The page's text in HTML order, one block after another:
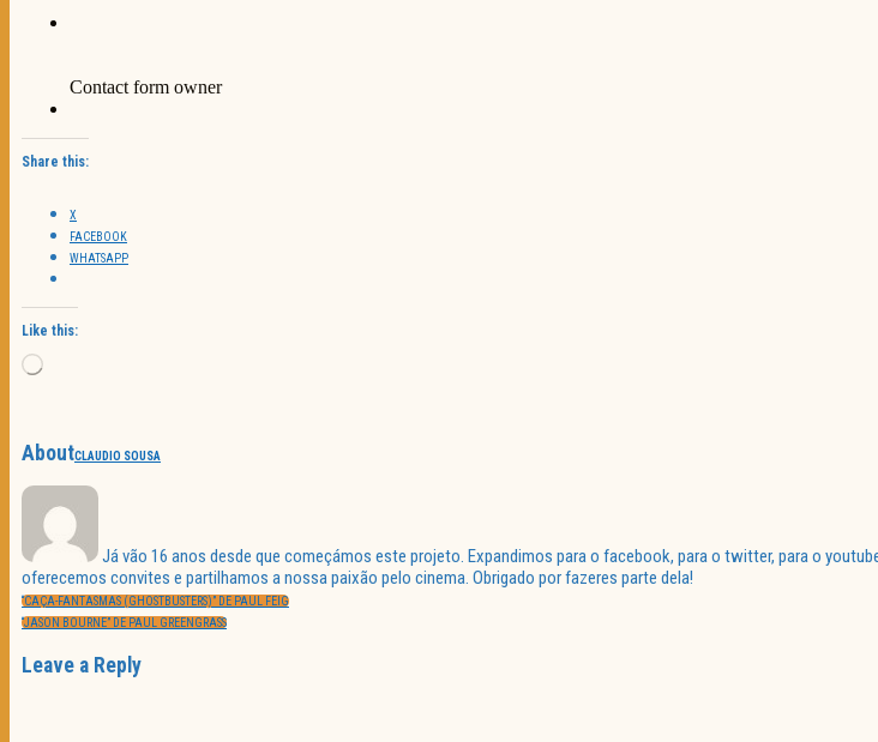
Share this:
X
FACEBOOK
WHATSAPP
Like this:
Loading…
AboutCLAUDIO SOUSA
Já vão 16 anos desde que começámos este projeto. Expandimos para o facebook, para o twitter, para o
oferecemos convites e partilhamos a nossa paixão pelo cinema. Obrigado por fazeres parte dela!
Navegação
de
artigos
PREVIOUS
POST:
“CAÇA-FANTASMAS (GHOSTBUSTERS)” DE PAUL FEIG
NEXT
POST:
“JASON BOURNE” DE PAUL GREENGRASS
Leave a Reply